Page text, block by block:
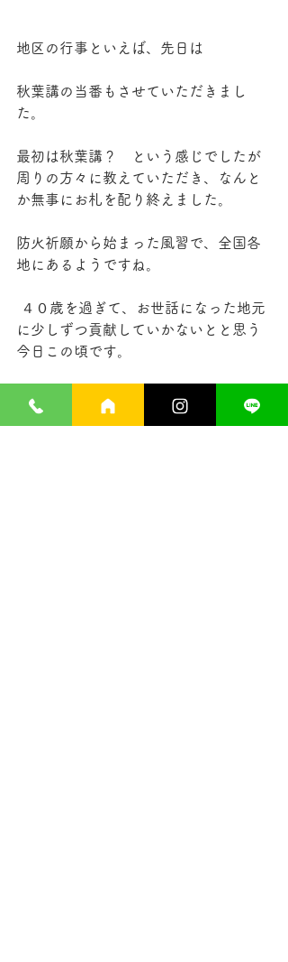
地区の行事といえば、先日は
秋葉講の当番もさせていただきまし
た。
最初は秋葉講？　という感じでしたが
周りの方々に教えていただき、なんと
か無事にお札を配り終えました。
防火祈願から始まった風習で、全国各
地にあるようですね。
に少しずつ貢献していかないとと思う
今日この頃です。